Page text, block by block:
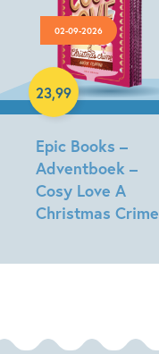
02-09-2026
Epic Books –
Adventboek –
Cosy Love A
Christmas Crime
Filippini,
23,99
Paperback